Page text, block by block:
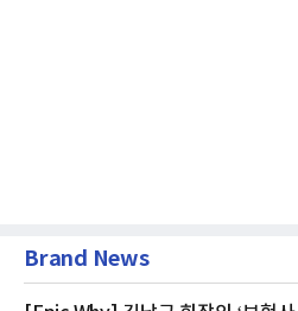
Brand News